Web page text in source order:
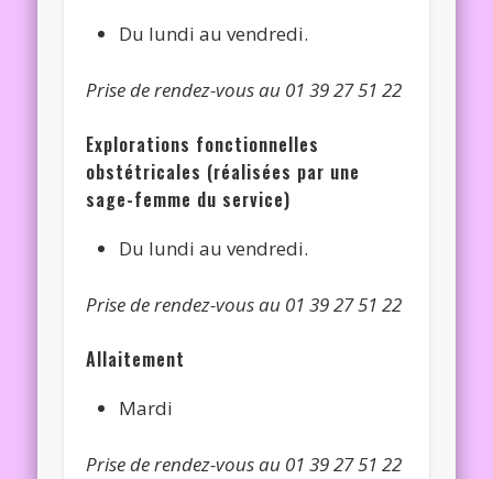
Du lundi au vendredi.
Prise de rendez-vous au 01 39 27 51 22
Explorations fonctionnelles
obstétricales (réalisées par une
sage-femme du service)
Du lundi au vendredi.
Prise de rendez-vous au 01 39 27 51 22
Allaitement
Mardi
Prise de rendez-vous au 01 39 27 51 22